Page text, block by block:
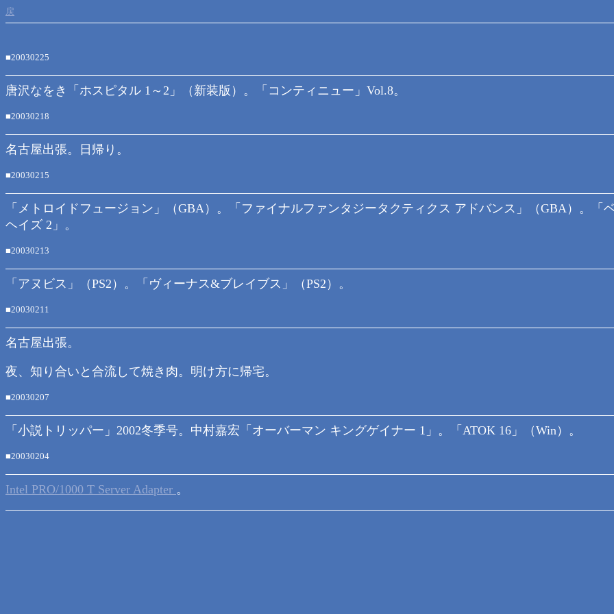
戻
■20030225
唐沢なをき「ホスピタル 1～2」（新装版）。「コンティニュー」Vol.8。
■20030218
名古屋出張。日帰り。
■20030215
「メトロイドフュージョン」（GBA）。「ファイナルファンタジータクティクス アドバンス」（GBA）。「
ヘイズ 2」。
■20030213
「アヌビス」（PS2）。「ヴィーナス&ブレイブス」（PS2）。
■20030211
名古屋出張。
夜、知り合いと合流して焼き肉。明け方に帰宅。
■20030207
「小説トリッパー」2002冬季号。中村嘉宏「オーバーマン キングゲイナー 1」。「ATOK 16」（Win）。
■20030204
Intel PRO/1000 T Server Adapter 。